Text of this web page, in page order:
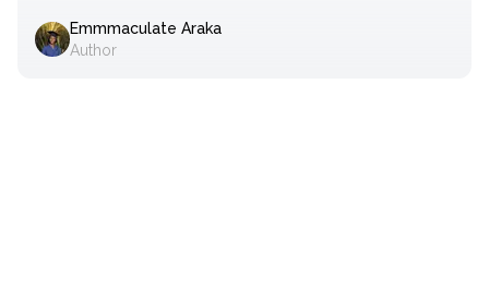
Emmmaculate Araka
Author